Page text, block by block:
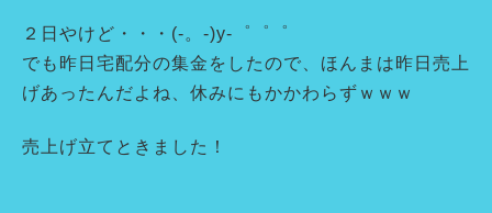
２日やけど・・・(-。-)y-゜゜゜
でも昨日宅配分の集金をしたので、ほんまは昨日売上
げあったんだよね、休みにもかかわらずｗｗｗ
売上げ立てときました！